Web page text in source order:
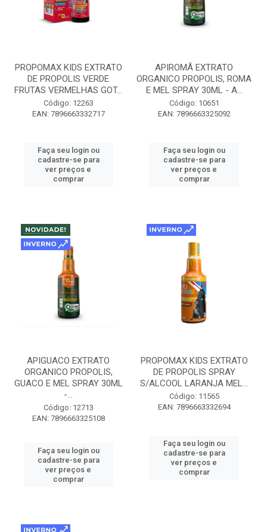
PROPOMAX KIDS EXTRATO
DE PROPOLIS VERDE
FRUTAS VERMELHAS GOT...
Código: 12263
EAN: 7896663332717
Faça seu login ou
cadastre-se para
ver preços e
comprar
APIROMÃ EXTRATO
ORGANICO PROPOLIS, ROMA
E MEL SPRAY 30ML - A...
Código: 10651
EAN: 7896663325092
Faça seu login ou
cadastre-se para
ver preços e
comprar
APIGUACO EXTRATO
ORGANICO PROPOLIS,
GUACO E MEL SPRAY 30ML
-...
Código: 12713
EAN: 7896663325108
Faça seu login ou
cadastre-se para
ver preços e
comprar
PROPOMAX KIDS EXTRATO
DE PROPOLIS SPRAY
S/ALCOOL LARANJA MEL...
Código: 11565
EAN: 7896663332694
Faça seu login ou
cadastre-se para
ver preços e
comprar